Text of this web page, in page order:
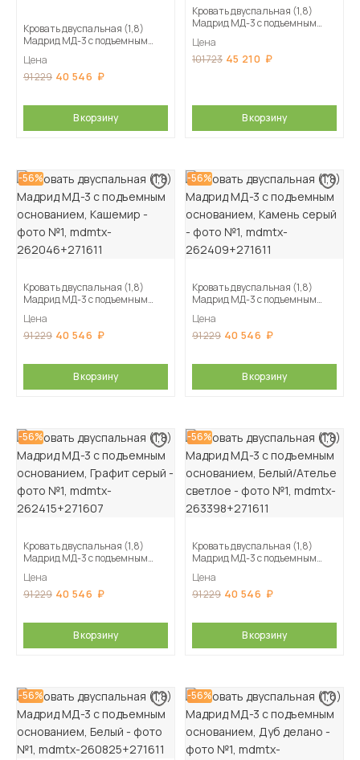
Кровать двуспальная (1,8)
Мадрид МД-3 с подъемным
Цена
91 229 40 546
В корзину
Кровать двуспальная (1,8)
Мадрид МД-3 с подъемным
Цена
101 723 45 210
В корзину
-56%
Кровать двуспальная (1,8)
Мадрид МД-3 с подъемным
Цена
91 229 40 546
В корзину
-56%
Кровать двуспальная (1,8)
Мадрид МД-3 с подъемным
Цена
91 229 40 546
В корзину
-56%
Кровать двуспальная (1,8)
Мадрид МД-3 с подъемным
Цена
91 229 40 546
В корзину
-56%
Кровать двуспальная (1,8)
Мадрид МД-3 с подъемным
светлое
Цена
91 229 40 546
В корзину
-56% -56%